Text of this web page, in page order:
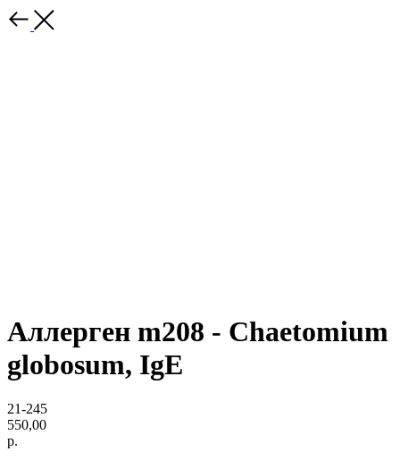
Аллерген m208 - Chaetomium
globosum, IgE
21-245
550,00
р.